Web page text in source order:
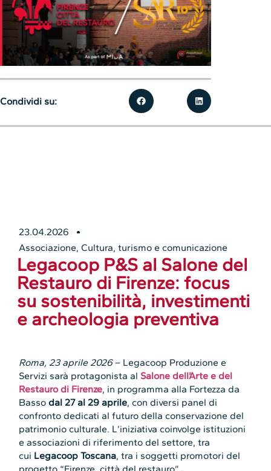
23.04.2026
Associazione,Cultura, turismo e comunicazione
Legacoop P&S al Salone del
Restauro di Firenze: focus
su sostenibilità, investimenti
e archeologia preventiva
Roma, 23 aprile 2026– Legacoop Produzione e
Servizi sarà protagonista al Salone dell’Arte e del
Restauro di Firenze, in programma alla Fortezza da
Bassodal 27 al 29 aprile, con diversi panel di
confronto dedicati al futuro della conservazione del
patrimonio culturale. L’iniziativa coinvolge istituzioni
e associazioni di riferimento del settore, tra
cui Legacoop Toscana, tra i soggetti promotori del
Condividi su: